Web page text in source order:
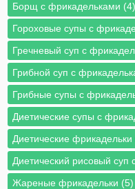
Борщ с фрикадельками (4)
Гороховые супы с
Гречневый суп с
Грибной суп с
Грибные супы с
Диетические супы с
Диетические фрикадельки
Диетический рисовый суп
Жареные фрикадельки (5)